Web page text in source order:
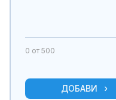
0 от 500
ДОБАВИ